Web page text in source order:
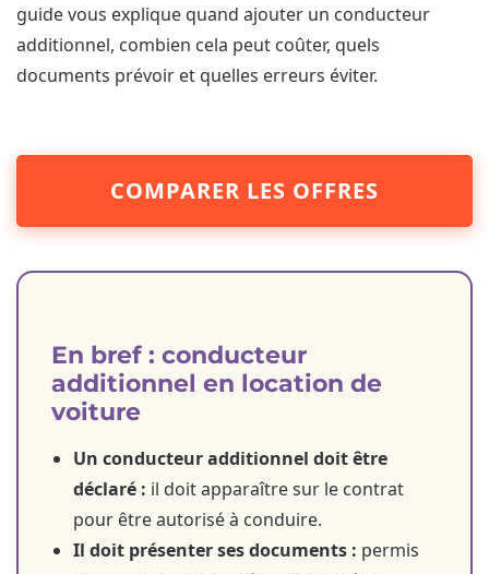
guide vous explique quand ajouter un conducteur
additionnel, combien cela peut coûter, quels
documents prévoir et quelles erreurs éviter.
COMPARER LES OFFRES
En bref : conducteur
additionnel en location de
voiture
Un conducteur additionnel doit être
déclaré : il doit apparaître sur le contrat
pour être autorisé à conduire.
Il doit présenter ses documents : permis